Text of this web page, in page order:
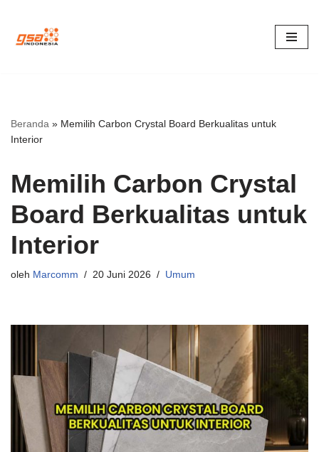
Lompat
Beranda » Memilih Carbon Crystal Board Berkualitas untuk
Interior
Memilih Carbon Crystal
Board Berkualitas untuk
Interior
oleh Marcomm 20 Juni 2026 Umum